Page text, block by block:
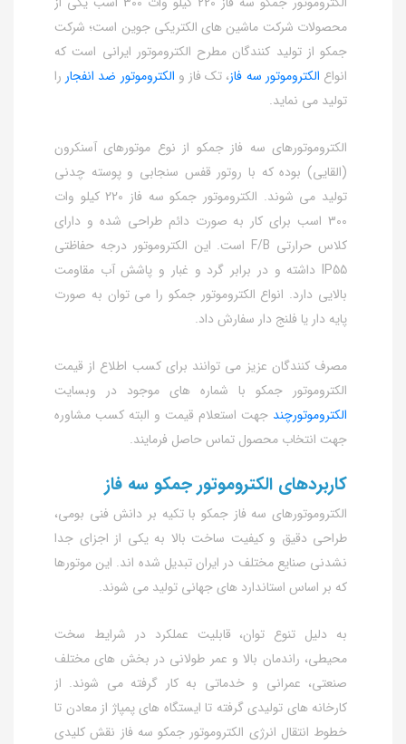
محصولات شرکت ماشین های الکتریکی جوین است؛ شرکت
جمکو از تولید کنندگان مطرح الکتروموتور ایرانی است که
انواع الکتروموتور سه فاز، تک فاز و الکتروموتور ضد انفجار را
تولید می نماید.
الکتروموتورهای سه فاز جمکو از نوع موتورهای آسنکرون
(القایی) بوده که با روتور قفس سنجابی و پوسته چدنی
تولید می شوند. الکتروموتور جمکو سه فاز 220 کیلو وات
300 اسب برای کار به صورت دائم طراحی شده و دارای
کلاس حرارتی F/B است. این الکتروموتور درجه حفاظتی
IP55 داشته و در برابر گرد و غبار و پاشش آب مقاومت
بالایی دارد. انواع الکتروموتور جمکو را می توان به صورت
پایه دار یا فلنج دار سفارش داد.
مصرف کنندگان عزیز می توانند برای کسب اطلاع از قیمت
الکتروموتور جمکو با شماره های موجود در وبسایت
الکتروموتورچند جهت استعلام قیمت و البته کسب مشاوره
جهت انتخاب محصول تماس حاصل فرمایند.
کاربردهای الکتروموتور جمکو سه فاز
الکتروموتورهای سه فاز جمکو با تکیه بر دانش فنی بومی،
طراحی دقیق و کیفیت ساخت بالا به یکی از اجزای جدا
نشدنی صنایع مختلف در ایران تبدیل شده‌ اند. این موتورها
که بر اساس استاندارد های جهانی تولید می‌ شوند.
به دلیل تنوع توان، قابلیت عملکرد در شرایط سخت
محیطی، راندمان بالا و عمر طولانی در بخش‌ های مختلف
صنعتی، عمرانی و خدماتی به‌ کار گرفته می‌ شوند. از
کارخانه‌ های تولیدی گرفته تا ایستگاه‌ های پمپاژ از معادن تا
خطوط انتقال انرژی الکتروموتور جمکو سه فاز نقش کلیدی